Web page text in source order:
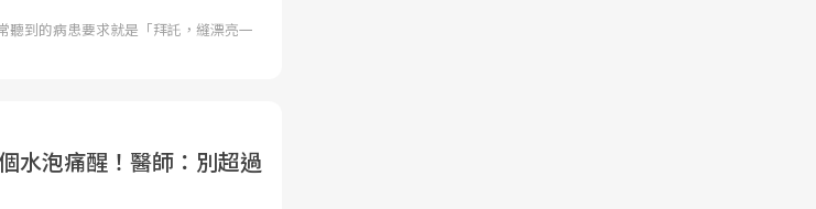
聽到的病患要求就是「拜託，縫漂亮一
水泡痛醒！醫師：別超過